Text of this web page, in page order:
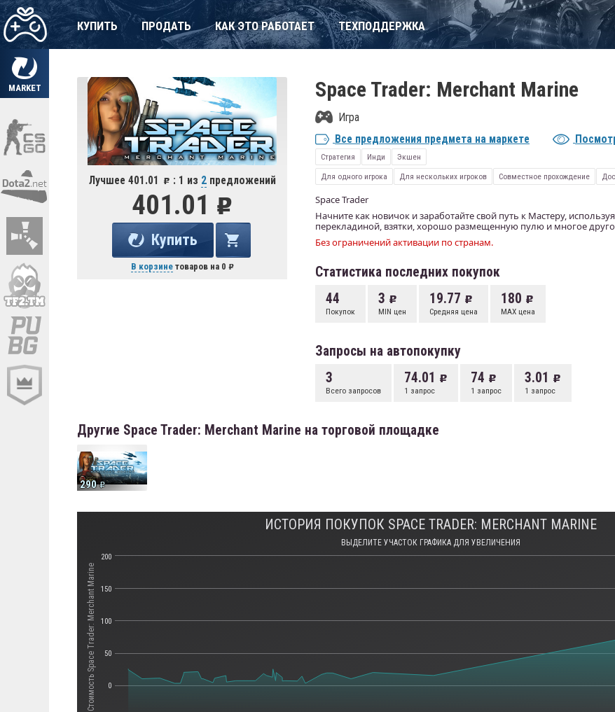
MARKET
КУПИТЬ ПРОДАТЬ КАК ЭТО РАБОТАЕТ ТЕХПОДДЕРЖКА
Лучшее 401.01 : 1 из 2предложений
401.01
Купить
В корзинетоваров на 0
Space Trader: Merchant Marine
Игра
Все предложения предмета на маркете
Стратегия Инди
Экшен
Для одного игрока
Для нескольких игроков Совместное прохождение
Space Trader
Начните как новичок и заработайте свой путь к Мастеру,
перекладиной, взятки, хорошо размещенную пулю и многое
Без ограничений активации по странам.
Статистика последних покупок
44
Покупок
3
MIN цен
19.77
Средняя цена
180
MAX цена
Запросы на автопокупку
3
Всего запросов
74.01
1 запрос
74
1 запрос
3.01
1 запрос
Другие Space Trader: Merchant Marine на торговой площадке
290
Стоимость Space Trader: Merchant Marine
ИСТОРИЯ ПОКУПОК SPACE TRADER: MERCHANT MARINE
ВЫДЕЛИТЕ УЧАСТОК ГРАФИКА ДЛЯ УВЕЛИЧЕНИЯ
0
50
100
150
200